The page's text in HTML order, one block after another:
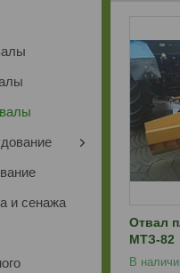
Отвал
МТЗ-82
В
и сенажа